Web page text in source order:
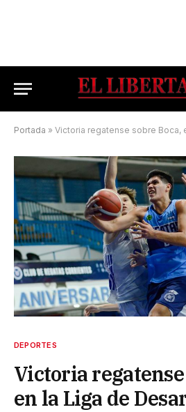
Portada » Victoria regatense sobre Boca,
DEPORTES
Victoria
en la Liga de